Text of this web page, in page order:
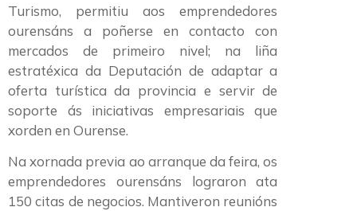
Turismo, permitiu aos emprendedores
ourensáns a poñerse en contacto con
mercados de primeiro nivel; na liña
estratéxica da Deputación de adaptar a
oferta turística da provincia e servir de
soporte ás iniciativas empresariais que
xorden en Ourense.
Na xornada previa ao arranque da feira, os
emprendedores ourensáns lograron ata
150 citas de negocios. Mantiveron reunións